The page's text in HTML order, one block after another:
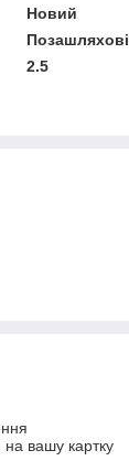
Новий
Позашляхові
2.5
на вашу картку